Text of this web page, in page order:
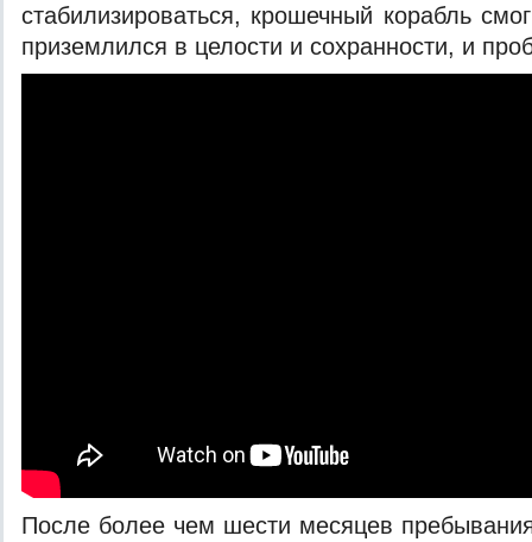
стабилизироваться, крошечный корабль
приземлился в целости и сохранности, и
После более чем шести месяцев